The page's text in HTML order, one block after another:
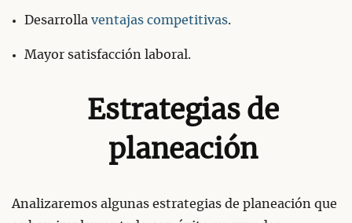
Desarrolla ventajas competitivas.
Mayor satisfacción laboral.
Estrategias de
planeación
Analizaremos algunas estrategias de planeación que